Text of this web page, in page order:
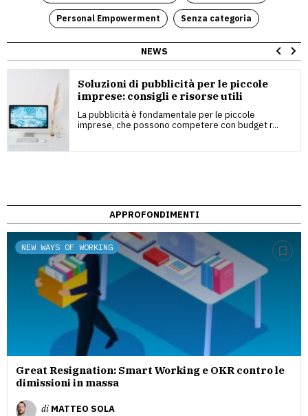
Personal Empowerment Senza categoria
NEWS
Soluzioni di pubblicità per le piccole
imprese: consigli e risorse utili
La pubblicità è fondamentale per le piccole
imprese, che possono competere con budget r...
APPROFONDIMENTI
NEW WAYS OF WORKING
Great Resignation: Smart Working e OKR contro le
dimissioni in massa
di MATTEO SOLA